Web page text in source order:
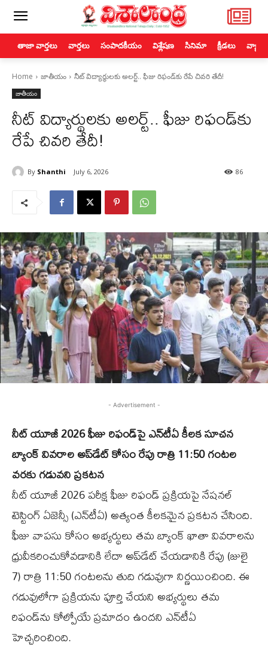
తాజా వార్తలు వార్తలు సంపాదకీయం విశ్లేషణ సినిమా క్రీడలు
Home జాతీయం నీట్ విద్యార్థులకు అలర్ట్.. ఫీజు రిఫండ్‌కు రేపే చివరి తేదీ!
జాతీయం
నీట్ విద్యార్థులకు అలర్ట్.. ఫీజు రిఫండ్‌కు
రేపే చివరి తేదీ!
By Shanthi July 6, 2026 86
- Advertisement -
నీట్ యూజీ 2026 ఫీజు రిఫండ్‌పై ఎన్‌టీఏ కీలక సూచ‌న‌
బ్యాంక్ వివరాల అప్‌డేట్ కోసం రేపు రాత్రి 11:50 గంటల
వరకు గడువని ప్ర‌క‌ట‌న‌
నీట్ యూజీ 2026 పరీక్ష ఫీజు రిఫండ్‌ ప్రక్రియపై నేషనల్
టెస్టింగ్ ఏజెన్సీ (ఎన్‌టీఏ) అత్యంత కీలకమైన ప్రకటన చేసింది.
ఫీజు వాపసు కోసం అభ్యర్థులు తమ బ్యాంక్ ఖాతా వివరాలను
ధ్రువీకరించుకోవడానికి లేదా అప్‌డేట్ చేయడానికి రేపు (జులై
7) రాత్రి 11:50 గంటలను తుది గడువుగా నిర్ణయించింది. ఈ
గడువులోగా ప్రక్రియను పూర్తి చేయని అభ్యర్థులు తమ
రిఫండ్‌ను కోల్పోయే ప్రమాదం ఉందని ఎన్‌టీఏ
హెచ్చరించింది.